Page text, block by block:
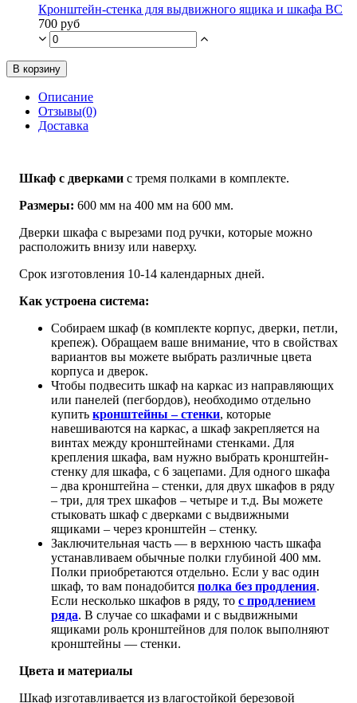
Кронштейн-стенка для выдвижного ящика и шкафа ВС
700 руб
В корзину
Описание
Отзывы(0)
Доставка
Шкаф с дверками с тремя полками в комплекте.
Размеры: 600 мм на 400 мм на 600 мм.
Дверки шкафа с вырезами под ручки, которые можно
расположить внизу или наверху.
Срок изготовления 10-14 календарных дней.
Как устроена система:
Собираем шкаф (в комплекте корпус, дверки, петли,
крепеж). Обращаем ваше внимание, что в свойствах
вариантов вы можете выбрать различные цвета
корпуса и дверок.
Чтобы подвесить шкаф на каркас из направляющих
или панелей (пегбордов), необходимо отдельно
купить кронштейны – стенки, которые
навешиваются на каркас, а шкаф закрепляется на
винтах между кронштейнами стенками. Для
крепления шкафа, вам нужно выбрать кронштейн-
стенку для шкафа, с 6 зацепами. Для одного шкафа
– два кронштейна – стенки, для двух шкафов в ряду
– три, для трех шкафов – четыре и т.д. Вы можете
стыковать шкаф с дверками с выдвижными
ящиками – через кронштейн – стенку.
Заключительная часть — в верхнюю часть шкафа
устанавливаем обычные полки глубиной 400 мм.
Полки приобретаются отдельно. Если у вас один
шкаф, то вам понадобится полка без продления.
Если несколько шкафов в ряду, то с продлением
ряда. В случае со шкафами и с выдвижными
ящиками роль кронштейнов для полок выполняют
кронштейны — стенки.
Цвета и материалы
Шкаф изготавливается из влагостойкой березовой